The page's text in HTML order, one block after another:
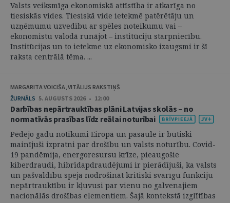
Valsts veiksmīga ekonomiskā attīstība ir atkarīga no
tiesiskās vides. Tiesiskā vide ietekmē patērētāju un
uzņēmumu uzvedību ar spēles noteikumu vai –
ekonomistu valodā runājot – institūciju starpniecību.
Institūcijas un to ietekme uz ekonomisko izaugsmi ir šī
raksta centrālā tēma. ...
MARGARITA VOICIŠA, VITĀLIJS RAKSTIŅŠ
ŽURNĀLS 5. AUGUSTS 2026 • 12:00
Darbības nepārtrauktības plāni Latvijas skolās – no
normatīvās prasības līdz reālai noturībai
Pēdējo gadu notikumi Eiropā un pasaulē ir būtiski
mainījuši izpratni par drošību un valsts noturību. Covid-
19 pandēmija, energoresursu krīze, pieaugošie
kiberdraudi, hibrīdapdraudējumi ir pierādījuši, ka valsts
un pašvaldību spēja nodrošināt kritiski svarīgu funkciju
nepārtrauktību ir kļuvusi par vienu no galvenajiem
nacionālās drošības elementiem. Šajā kontekstā izglītības